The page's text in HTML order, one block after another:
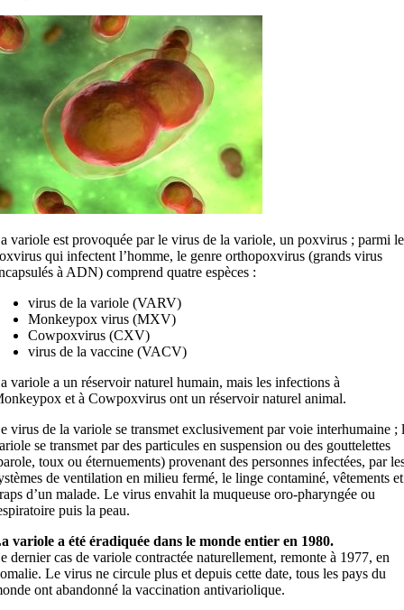
variole est provoquée par le virus de la variole, un poxvirus ; parmi
qui infectent l’homme, le genre orthopoxvirus (grands virus
à ADN) comprend quatre espèces :
virus de la variole (VARV)
Monkeypox virus (MXV)
Cowpoxvirus (CXV)
virus de la vaccine (VACV)
variole a un réservoir naturel humain, mais les infections à
et à Cowpoxvirus ont un réservoir naturel animal.
virus de la variole se transmet exclusivement par voie interhumaine ;
se transmet par des particules en suspension ou des gouttelettes
toux ou éternuements) provenant des personnes infectées, par
de ventilation en milieu fermé, le linge contaminé, vêtements et
d’un malade. Le virus envahit la muqueuse oro-pharyngée ou
puis la peau.
variole a été éradiquée dans le monde entier en 1980.
dernier cas de variole contractée naturellement, remonte à 1977, en
Le virus ne circule plus et depuis cette date, tous les pays du
ont abandonné la vaccination antivariolique.